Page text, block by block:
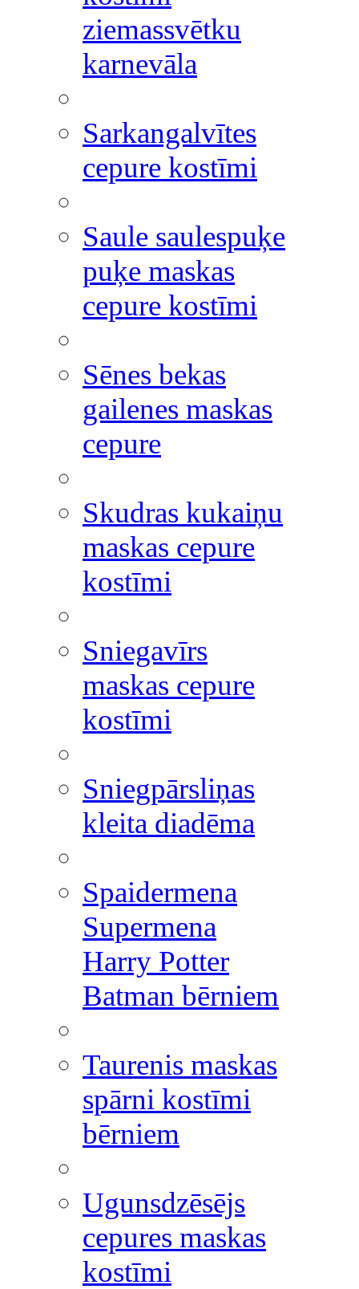
ziemassvētku
karnevāla
Sarkangalvītes
cepure kostīmi
Saule saulespuķe
puķe maskas
cepure kostīmi
Sēnes bekas
gailenes maskas
cepure
Skudras kukaiņu
maskas cepure
kostīmi
Sniegavīrs
maskas cepure
kostīmi
Sniegpārsliņas
kleita diadēma
Spaidermena
Supermena
Harry Potter
Batman bērniem
Taurenis maskas
spārni kostīmi
bērniem
Ugunsdzēsējs
cepures maskas
kostīmi